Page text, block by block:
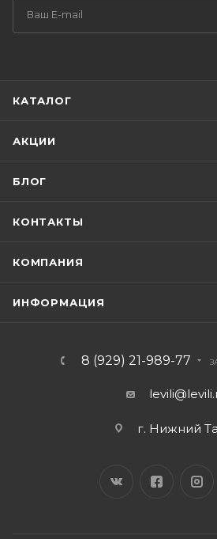
КАТАЛОГ
АКЦИИ
БЛОГ
КОНТАКТЫ
КОМПАНИЯ
ИНФОРМАЦИЯ
8 (929) 21-989-77
г. Нижний